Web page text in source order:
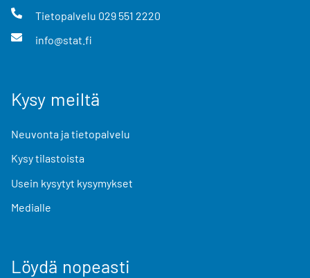
Tietopalvelu 029 551 2220
info@stat.fi
Kysy meiltä
Neuvonta ja tietopalvelu
Kysy tilastoista
Usein kysytyt kysymykset
Medialle
Löydä nopeasti